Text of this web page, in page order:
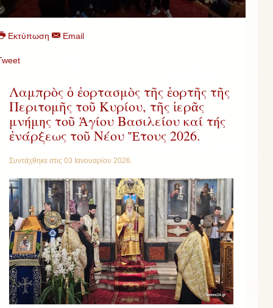
Εκτύπωση Email
Λαμπρὸς ὁ ἐορτασμὸς τῆς ἑορτῆς τῆς
Περιτομῆς τοῦ Κυρίου, τῆς ἱερᾶς
μνήμης τοῦ Ἁγίου Βασιλείου καί τής
ἐνάρξεως τοῦ Νέου Ἔτους 2026.
Συντάχθηκε στις 03 Ιανουαρίου 2026